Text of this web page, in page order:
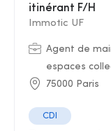
itinérant F/H
Immotic UF
Agent de
espaces
75000 Paris
CDI